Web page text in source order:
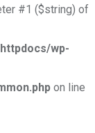
#1 ($string) of
wp-
on line